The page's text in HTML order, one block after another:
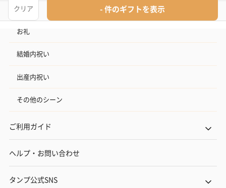
結婚記念日
お礼
結婚内祝い
出産内祝い
その他のシーン
ご利用ガイド
ヘルプ・お問い合わせ
タンプ公式SNS